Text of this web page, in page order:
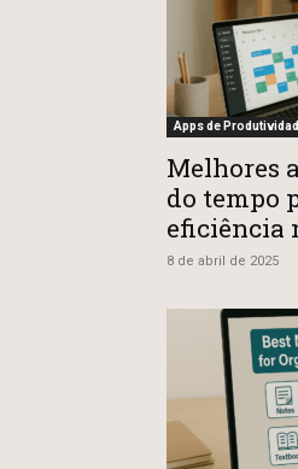
Apps de
Melhores
do tempo
eficiência
8 de abril de 2025